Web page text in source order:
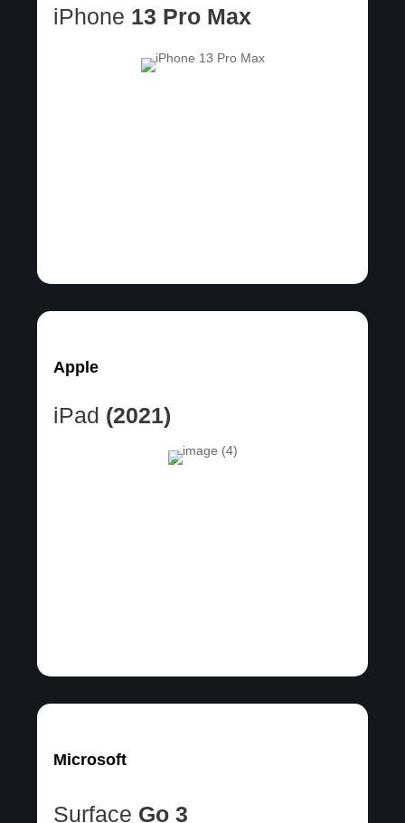
iPhone 13 Pro Max
Apple
iPad (2021)
Microsoft
Surface Go 3